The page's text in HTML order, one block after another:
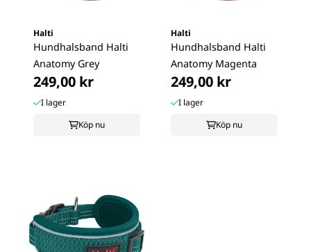
Halti
Hundhalsband Halti
Anatomy Grey
249,00 kr
I lager
Köp nu
Halti
Hundhalsband Halti
Anatomy Magenta
249,00 kr
I lager
Köp nu